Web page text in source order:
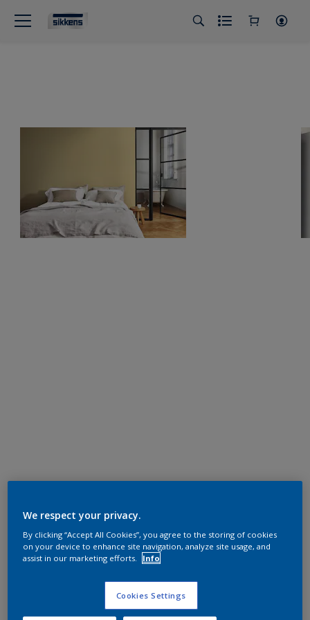
We respect your privacy.
By clicking “Accept All Cookies”, you agree to the storing of cookies
on your device to enhance site navigation, analyze site usage, and
assist in our marketing efforts.
Info
Cookies Settings